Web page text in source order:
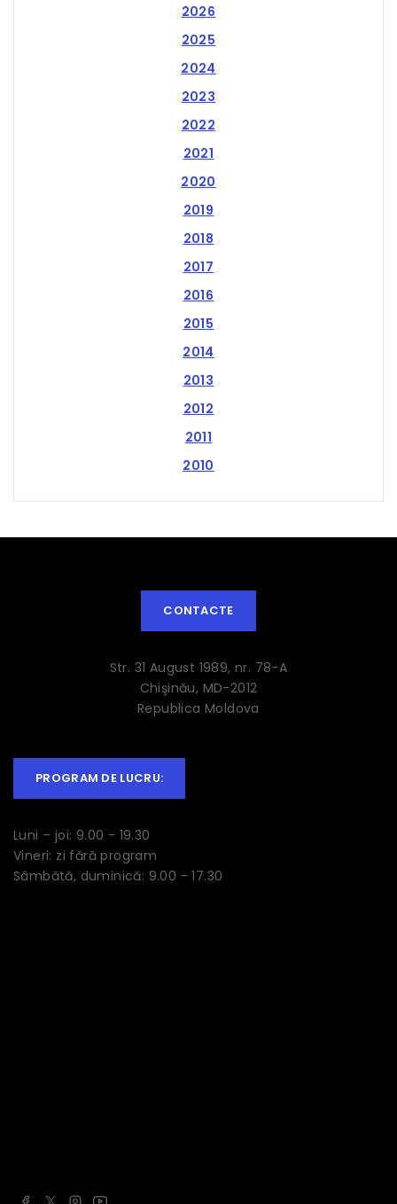
2010
2011
2012
2013
2014
2015
2016
2017
2018
2019
2020
2021
2022
2023
2024
2025
2026
CONTACTE
Str. 31 August 1989, nr. 78-A
Chişinău, MD-2012
Republica Moldova
PROGRAM DE LUCRU:
Luni – joi: 9.00 - 19.30
Vineri: zi fără program
Sâmbătă, duminică: 9.00 - 17.30